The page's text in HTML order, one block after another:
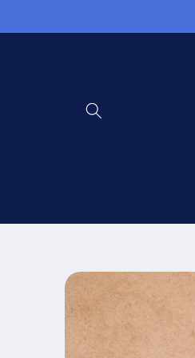
indhold
Spring til
produktinformation